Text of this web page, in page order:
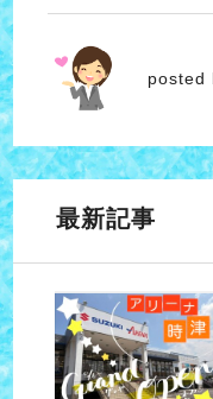
女性スタッ
posted
最新記事